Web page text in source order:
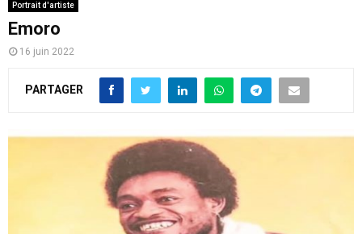
Portrait d'artiste
Emoro
16 juin 2022
PARTAGER